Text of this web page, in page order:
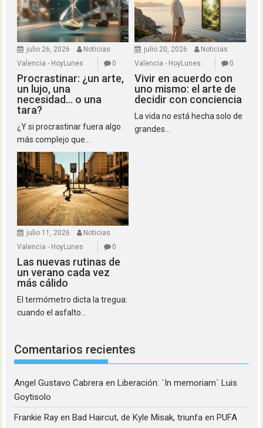
julio 26, 2026
Noticias
Valencia - HoyLunes
0
Procrastinar: ¿un arte,
un lujo, una
necesidad… o una
tara?
¿Y si procrastinar fuera algo
más complejo que...
julio 20, 2026
Noticias
Valencia - HoyLunes
0
Vivir en acuerdo con
uno mismo: el arte de
decidir con conciencia
La vida no está hecha solo de
grandes...
julio 11, 2026
Noticias
Valencia - HoyLunes
0
Las nuevas rutinas de
un verano cada vez
más cálido
El termómetro dicta la tregua:
cuando el asfalto...
Comentarios recientes
Angel Gustavo Cabrera enLiberación: ´In memoriam´ Luis
Goytisolo
Frankie Ray enBad Haircut, de Kyle Misak, triunfa en PUFA